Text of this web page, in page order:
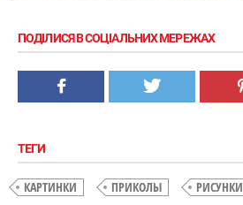
ПОДІЛИСЯ В СОЦІАЛЬНИХ МЕРЕЖАХ
ТЕГИ
КАРТИНКИ ПРИКОЛЫ РИСУНКИ